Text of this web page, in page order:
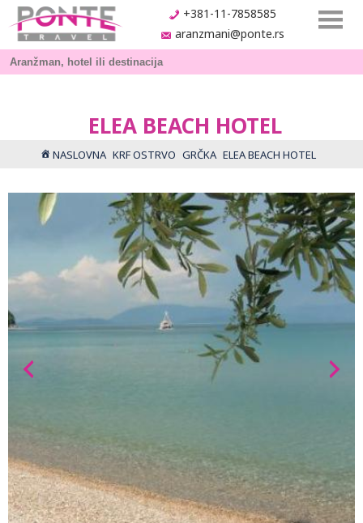
+381-11-7858585
aranzmani@ponte.rs
ELEA BEACH HOTEL
NASLOVNA KRF OSTRVO GRČKA ELEA BEACH HOTEL